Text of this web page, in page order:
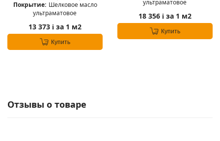
Покрытие: Шелковое масло
ультраматовое
13 373 i за 1 м2
Купить
ультраматовое
18 356 i за 1 м2
Купить
Отзывы о товаре